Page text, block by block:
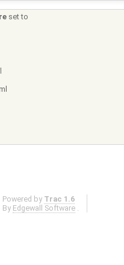
set to
Powered by Trac 1.6
By Edgewall Software .